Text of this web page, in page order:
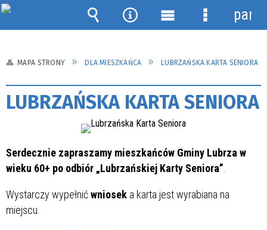
MAPA STRONY DLA MIESZKAŃCA LUBRZAŃSKA KARTA SENIORA
LUBRZAŃSKA KARTA SENIORA
Serdecznie zapraszamy mieszkańców Gminy Lubrza w
wieku 60+ po odbiór „Lubrzańskiej Karty Seniora”
Wystarczy wypełnićwniosek a karta jest wyrabiana na
miejscu.
Wyszukiwarka
Narzędzia
Menu Menu
panel